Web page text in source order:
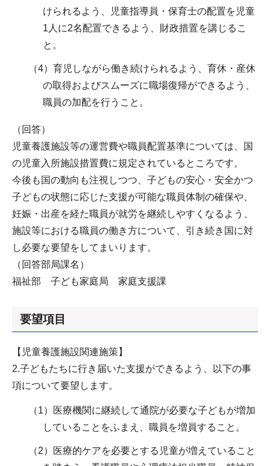
けられるよう、児童指導員・保育士の配置を児童
1人に2名配置できるよう、財政措置を講じるこ
と。
（4）育児しながら働き続けられるよう、育休・産休
の取得およびスムーズに職場復帰ができるよう、
職員の加配を行うこと。
（回答）
児童養護施設等の運営費や職員配置基準については、国
の児童入所施設措置費に規定されているところです。
今後も国の動向も注視しつつ、子どもの安心・安全かつ
子どもの状態に応じた支援が可能な職員体制の確保や、
妊娠・出産を経た職員が就労を継続しやすくなるよう、
施設等における職員の働き方について、引き続き国に対
し必要な要望をしてまいります。
（回答部局課名）
福祉部 子ども家庭局 家庭支援課
要望項目
【児童養護施設関連施策】
2.子どもたちに行き届いた支援ができるよう、以下の事
項について要望します。
（1）医療機関に継続して通院が必要な子どもが増加
していることをふまえ、職員を増員すること。
（2）医療的ケアを必要とする児童が増えていること